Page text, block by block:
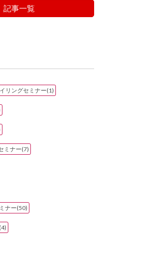
記事一覧
リングセミナー(1)
ミナー(7)
ナー(50)